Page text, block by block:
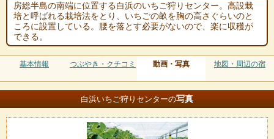
房総半島の南端に位置する白浜のいちご狩りセンター。高設栽
培と呼ばれる栽培法をとり、いちごの畝を胸の高さぐらいのと
ころに設置している。腰を落とす必要がないので、楽に収穫が
できる。
基本情報 つぶやき・クチコミ 動画・写真 地図・周辺の宿
白浜いちご狩りセンターの写真